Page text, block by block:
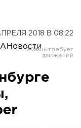
2018 В 08:22